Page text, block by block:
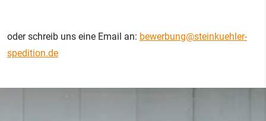
oder schreib uns eine Email an: bewerbung@steinkuehler-
spedition.de